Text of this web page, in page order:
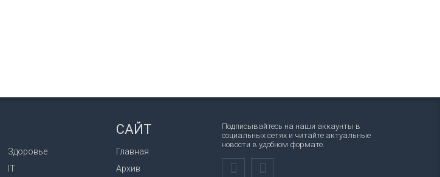
Здоровье
IT
САЙТ
Главная
Архив
Подписывайтесь на наши аккаунты в
социальных сетях и читайте актуальные
новости в удобном формате.